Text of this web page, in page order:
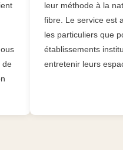
de
leur méthode à la
fibre. Le service est
les particuliers que
établissements
entretenir leurs